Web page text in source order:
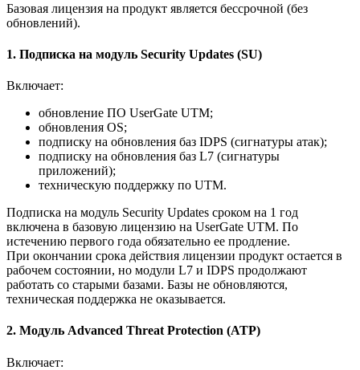
Базовая лицензия на продукт является бессрочной (без
обновлений).
1. Подписка на модуль Security Updates (SU)
Включает:
обновление ПО UserGate UTM;
обновления OS;
подписку на обновления баз IDPS (сигнатуры атак);
подписку на обновления баз L7 (сигнатуры
приложений);
техническую поддержку по UTM.
Подписка на модуль Security Updates сроком на 1 год
включена в базовую лицензию на UserGate UTM. По
истечению первого года обязательно ее продление.
При окончании срока действия лицензии продукт остается в
рабочем состоянии, но модули L7 и IDPS продолжают
работать со старыми базами. Базы не обновляются,
техническая поддержка не оказывается.
2. Модуль Advanced Threat Protection (ATP)
Включает: